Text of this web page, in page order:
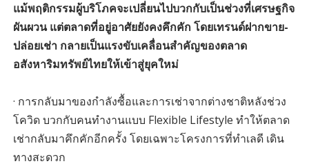
แม้พฤติกรรมผู้บริโภคจะเปลี่ยนไปบวกกับเป็นช่วงที่เศรษฐกิจ
ผันผวน แต่ตลาดที่อยู่อาศัยยังคงคึกคัก โดยเทรนด์ฝากขาย-
ปล่อยเช่า กลายเป็นแรงขับเคลื่อนสำคัญของตลาด
อสังหาริมทรัพย์ไทยให้เข้าสู่ยุคใหม่
· การกลับมาของกำลังซื้อและการเช่าจากต่างชาติหลังช่วง
โควิด บวกกับคนทำงานแบบ Flexible Lifestyle ทำให้ตลาด
เช่ากลับมาคึกคักอีกครั้ง โดยเฉพาะโครงการที่ทำเลดี เดิน
ทางสะดวก